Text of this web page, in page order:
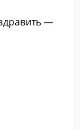
—